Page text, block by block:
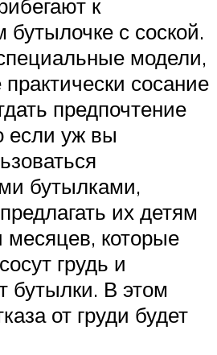
к
с соской.
модели,
сосание
предпочтение
если уж вы
бутылками,
их детям
которые
грудь и
бутылки. В этом
от груди будет